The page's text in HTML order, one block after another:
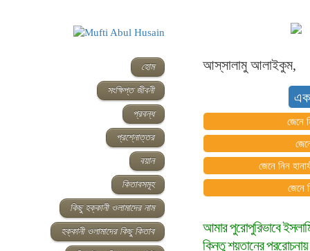
হোম
সংক্ষিপ্ত জীবনী
প্রবন্ধ
প্রশ্নোত্তর
বয়ান
কিতাবসমূহ
কিছু হক্কানী ওলামাদের নাম
হক্কানী ওলামাদের কিছু কিতাব
আস্‌সালামু আলাইকুম,
জেনে
জেনে নিন
জেনে
আমার পুরোপুরিভাবে
কিন্তু শয়তানের